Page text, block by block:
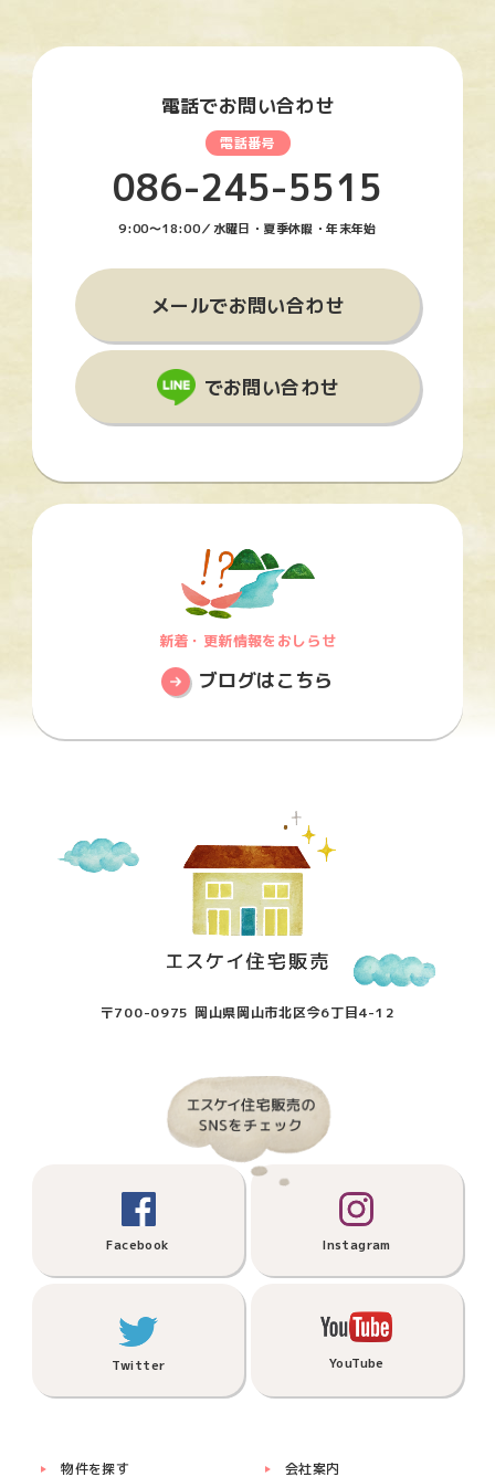
電話でお問い合わせ
086-245-5515
9:00〜18:00／水曜日・夏季休暇・年末年始
メールでお問い合わせ
でお問い合わせ
新着・更新情報をおしらせ
ブログはこちら
〒700-0975 岡山県岡山市北区今6丁目4-12
Facebook Instagram
Twitter YouTube
物件を探す 会社案内